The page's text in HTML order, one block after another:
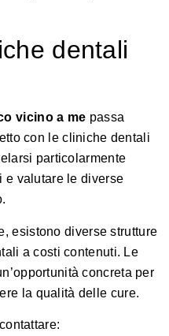
dentali
vicino a me passa
con le cliniche dentali
particolarmente
e valutare le diverse
, esistono diverse strutture
a costi contenuti. Le
concreta per
la qualità delle cure.